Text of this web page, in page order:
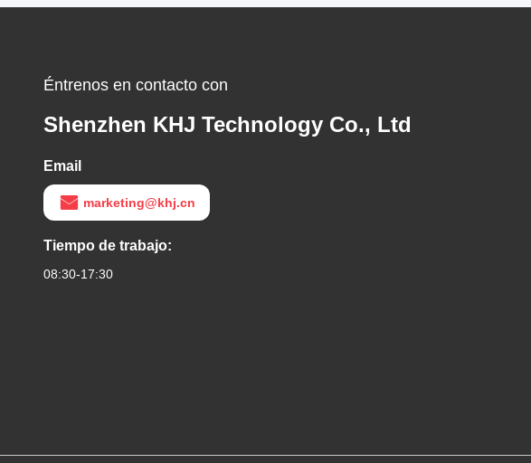
Éntrenos en contacto con
Shenzhen KHJ Technology Co., Ltd
Email
marketing@khj.cn
Tiempo de trabajo:
08:30-17:30